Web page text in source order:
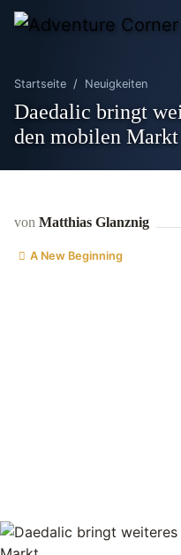
Startseite Neuigkeiten
Daedalic bringt
den mobilen Markt
von Matthias Glanznig
A New Beginning